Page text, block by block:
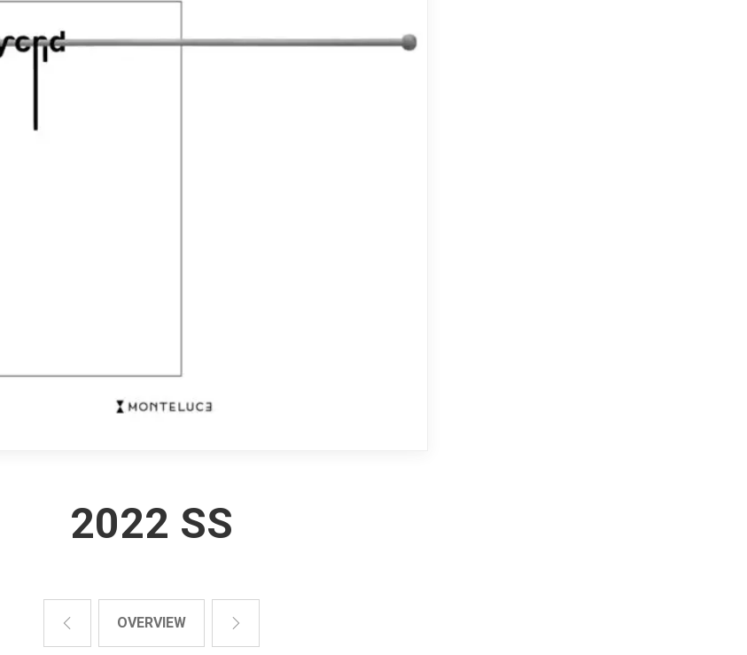
2022 SS
OVERVIEW